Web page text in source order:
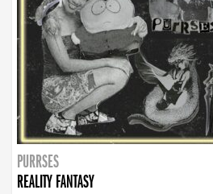
PURRSES
REALITY FANTASY